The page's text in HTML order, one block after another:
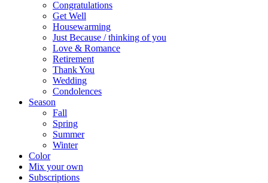
Congratulations
Get Well
Housewarming
Just Because / thinking of you
Love & Romance
Retirement
Thank You
Wedding
Condolences
Season
Fall
Spring
Summer
Winter
Color
Mix your own
Subscriptions